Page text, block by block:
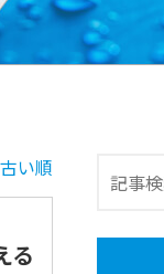
古い順
る